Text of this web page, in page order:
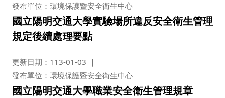
發布單位：環境保護暨安全衛生中心
國立陽明交通大學實驗場所違反安全衛生管理
規定後續處理要點
更新日期：113-01-03
發布單位：環境保護暨安全衛生中心
國立陽明交通大學職業安全衛生管理規章